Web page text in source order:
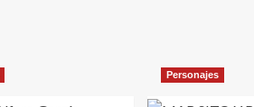
Personajes